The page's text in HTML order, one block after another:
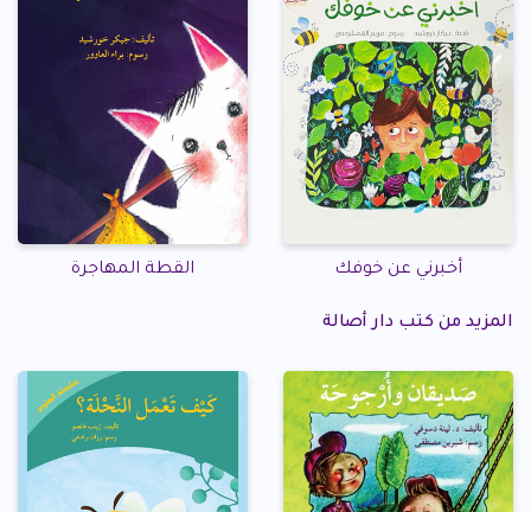
أخبرني عن خوفك القطة المهاجرة
المزيد من كتب دار أصالة